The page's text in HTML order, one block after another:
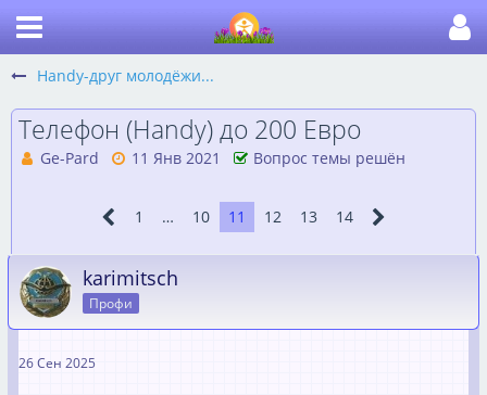
Handy-друг молодёжи...
Телефон (Handy) до 200 Евро
Ge-Pard 11 Янв 2021 Вопрос темы решён
1 … 10 11 12 13 14
karimitsch
Профи
26 Сен 2025